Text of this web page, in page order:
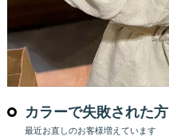
カラーで失敗された方
最近お直しのお客様増えています